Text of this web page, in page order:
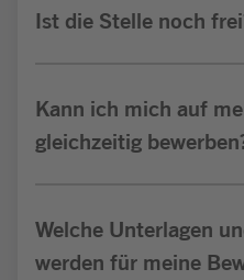
Ist die Stelle noch
Kann ich mich auf
gleichzeitig
Welche Unterlagen
werden für meine